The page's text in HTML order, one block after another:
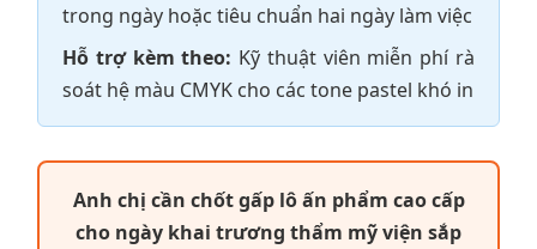
trong ngày hoặc tiêu chuẩn hai ngày làm việc
Hỗ trợ kèm theo: Kỹ thuật viên miễn phí rà
soát hệ màu CMYK cho các tone pastel khó in
Anh chị cần chốt gấp lô ấn phẩm cao cấp
cho ngày khai trương thẩm mỹ viện sắp